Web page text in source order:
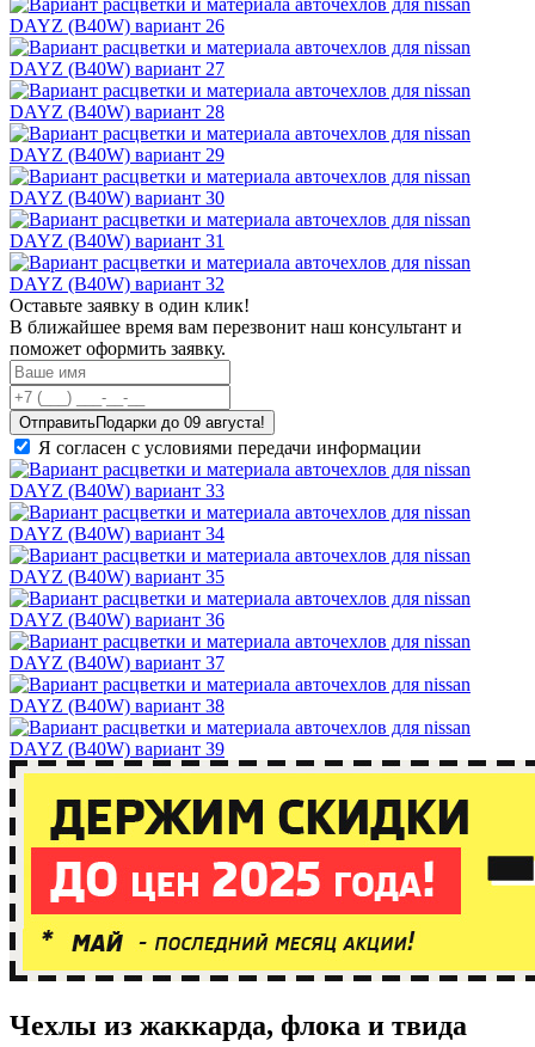
Оставьте заявку в один клик!
В ближайшее время вам перезвонит наш консультант и
поможет оформить заявку.
Отправить
Я согласен с условиями передачи информации
Чехлы из жаккарда, флока и твида